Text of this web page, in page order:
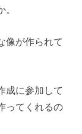
像が作られて
成に参加して
ってくれるの